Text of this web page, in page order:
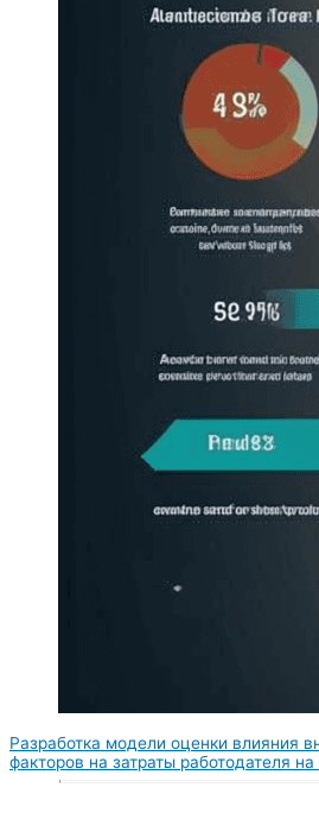
Разработка модели оценки влияния
факторов на затраты работодателя